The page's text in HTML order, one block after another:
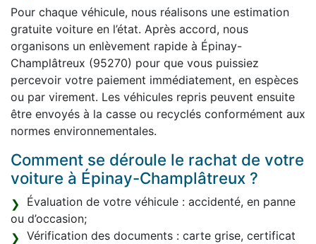
Pour chaque véhicule, nous réalisons une estimation
gratuite voiture en l’état. Après accord, nous
organisons un enlèvement rapide à Épinay-
Champlâtreux (95270) pour que vous puissiez
percevoir votre paiement immédiatement, en espèces
ou par virement. Les véhicules repris peuvent ensuite
être envoyés à la casse ou recyclés conformément aux
normes environnementales.
Comment se déroule le rachat de votre
voiture à Épinay-Champlâtreux ?
Évaluation de votre véhicule : accidenté, en panne
ou d’occasion;
Vérification des documents : carte grise, certificat